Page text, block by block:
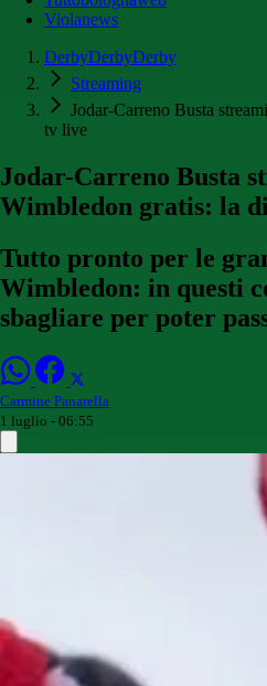
Violanews
DerbyDerbyDerby
Streaming
Jodar-Carreno Busta
tv live
Jodar-Carreno Busta
Wimbledon gratis: la
Tutto pronto per le
Wimbledon: in questi
sbagliare per poter
Carmine Panarella
1 luglio - 06:55